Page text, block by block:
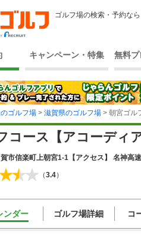
ゴルフ場の検索・予約な
キャンペーン・特集 無料
ゴルフ場 > 滋賀県のゴルフ場 > 朝宮ゴル
コース【アコーディア
賀市信楽町上朝宮1-1 【アクセス】 名神高
（3.4）
ンダー ゴルフ場詳細 コ